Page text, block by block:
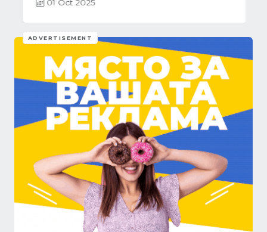
01 Oct 2025
ADVERTISEMENT